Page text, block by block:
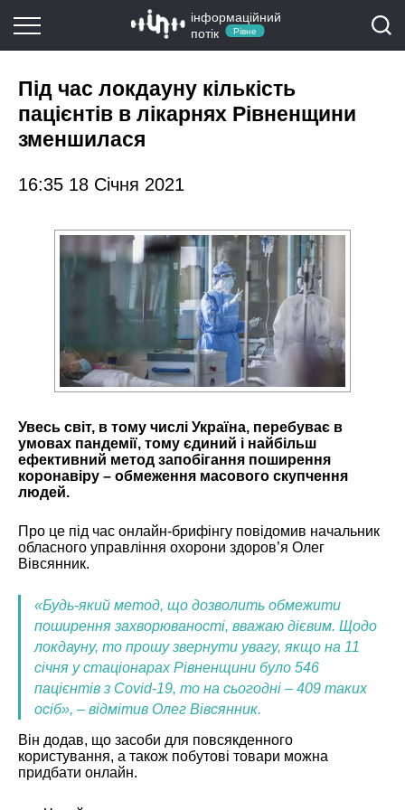
інформаційний
потік
Рівне
Під час локдауну кількість
пацієнтів в лікарнях Рівненщини
зменшилася
16:35 18 Січня 2021
Увесь світ, в тому числі Україна, перебуває в
умовах пандемії, тому єдиний і найбільш
ефективний метод запобігання поширення
коронавіру – обмеження масового скупчення
людей.
Про це під час онлайн-брифінгу повідомив начальник
обласного управління охорони здоров’я Олег
Вівсянник.
«Будь-який метод, що дозволить обмежити
поширення захворюваності, вважаю дієвим. Щодо
локдауну, то прошу звернути увагу, якщо на 11
січня у стаціонарах Рівненщини було 546
пацієнтів з Covid-19, то на сьогодні – 409 таких
осіб», – відмітив Олег Вівсянник.
Він додав, що засоби для повсякденного
користування, а також побутові товари можна
придбати онлайн.